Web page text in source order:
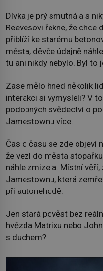
Dívka je prý smutná a s
Reevesovi řekne, že chce
přiblíží ke starému
města, děvče údajně
tu ani nikdy nebylo. Byl to
Zase mělo hned několik
interakci si vymysleli? V
podobných svědectví o
Jamestownu více.
Čas o času se zde objeví
že vezl do města
náhle zmizela. Místní
Jamestownu, která
při autonehodě.
Jen stará pověst bez
hvězda Matrixu nebo
s duchem?